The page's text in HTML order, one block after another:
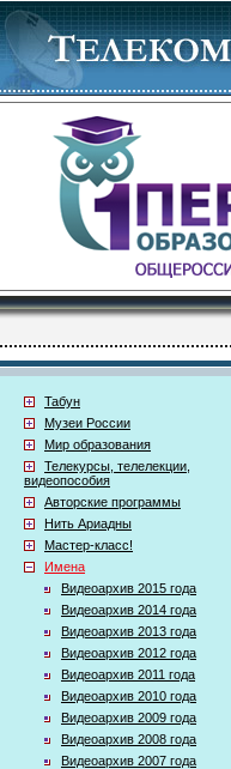
Табун
Музеи России
Мир образования
Телекурсы, телелекции,
видеопособия
Авторские программы
Нить Ариадны
Мастер-класс!
Имена
Видеоархив 2015 года
Видеоархив 2014 года
Видеоархив 2013 года
Видеоархив 2012 года
Видеоархив 2011 года
Видеоархив 2010 года
Видеоархив 2009 года
Видеоархив 2008 года
Видеоархив 2007 года